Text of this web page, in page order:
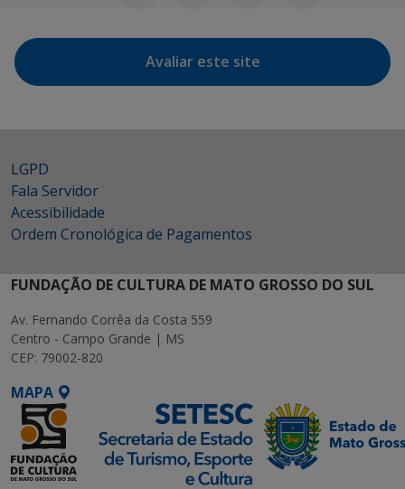
Avaliar este site
LGPD
Fala Servidor
Acessibilidade
Ordem Cronológica de Pagamentos
FUNDAÇÃO DE CULTURA DE MATO GROSSO DO SUL
Av. Fernando Corrêa da Costa 559
Centro - Campo Grande | MS
CEP: 79002-820
MAPA